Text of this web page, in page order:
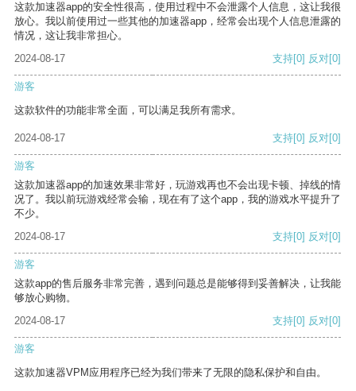
这款加速器app的安全性很高，使用过程中不会泄露个人信息，这让我很
放心。我以前使用过一些其他的加速器app，经常会出现个人信息泄露的
情况，这让我非常担心。
2024-08-17
支持[0] 反对[0]
游客
这款软件的功能非常全面，可以满足我所有需求。
2024-08-17 支持[0] 反对[0]
游客
这款加速器app的加速效果非常好，玩游戏再也不会出现卡顿、掉线的情
况了。我以前玩游戏经常会输，现在有了这个app，我的游戏水平提升了
不少。
2024-08-17
支持[0] 反对[0]
游客
这款app的售后服务非常完善，遇到问题总是能够得到妥善解决，让我能
够放心购物。
2024-08-17
支持[0] 反对[0]
游客
这款加速器VPM应用程序已经为我们带来了无限的隐私保护和自由。